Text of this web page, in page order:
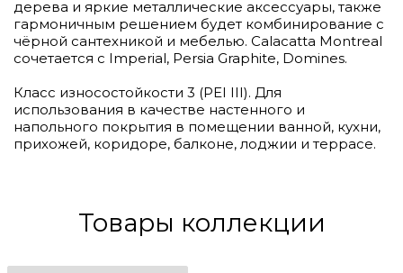
дерева и яркие металлические аксессуары, также
гармоничным решением будет комбинирование с
чёрной сантехникой и мебелью. Calacatta Montreal
сочетается с Imperial, Persia Graphite, Domines.
Класс износостойкости 3 (PEI III). Для
использования в качестве настенного и
напольного покрытия в помещении ванной, кухни,
прихожей, коридоре, балконе, лоджии и террасе.
Товары коллекции